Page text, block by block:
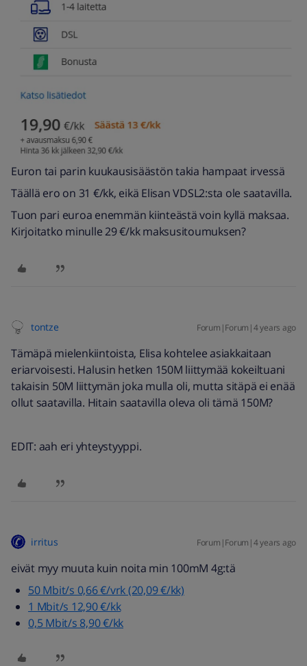
Euron tai parin kuukausisäästön takia hampaat irvessä
Täällä ero on 31 €/kk, eikä Elisan VDSL2:sta ole saatavilla.
Tuon pari euroa enemmän kiinteästä voin kyllä maksaa.
Kirjoitatko minulle 29 €/kk maksusitoumuksen?
tontze Forum|Forum|4 years ago
Tämäpä mielenkiintoista, Elisa kohtelee asiakkaitaan
eriarvoisesti. Halusin hetken 150M liittymää kokeiltuani
takaisin 50M liittymän joka mulla oli, mutta sitäpä ei enää
ollut saatavilla. Hitain saatavilla oleva oli tämä 150M?
EDIT: aah eri yhteystyyppi.
irritus Forum|Forum|4 years ago
eivät myy muuta kuin noita min 100mM 4g:tä
50 Mbit/s 0,66 €/vrk (20,09 €/kk)
1 Mbit/s 12,90 €/kk
0,5 Mbit/s 8,90 €/kk